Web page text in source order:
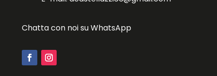
Chatta con noi su WhatsApp